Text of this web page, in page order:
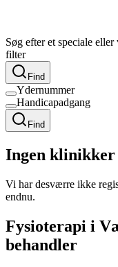
Søg efter et speciale
filter
Find
Ydernummer
Handicapadgang
Find
Ingen klinikker
Vi har desværre ikke
endnu.
Fysioterapi i
behandler